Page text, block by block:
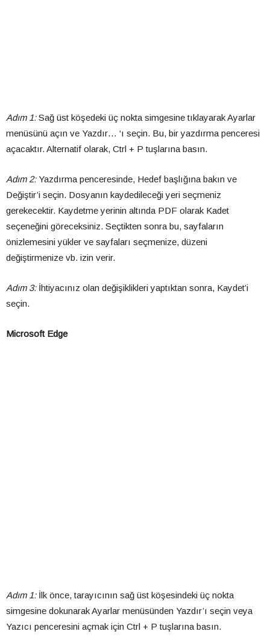
Adım 1:Sağ üst köşedeki üç nokta simgesine tıklayarak Ayarlar
menüsünü açın ve Yazdır… ‘ı seçin. Bu, bir yazdırma penceresi
açacaktır. Alternatif olarak, Ctrl + P tuşlarına basın.
Adım 2: Yazdırma penceresinde, Hedef başlığına bakın ve
Değiştir’i seçin. Dosyanın kaydedileceği yeri seçmeniz
gerekecektir. Kaydetme yerinin altında PDF olarak Kadet
seçeneğini göreceksiniz. Seçtikten sonra bu, sayfaların
önizlemesini yükler ve sayfaları seçmenize, düzeni
değiştirmenize vb. izin verir.
Adım 3: İhtiyacınız olan değişiklikleri yaptıktan sonra, Kaydet’i
seçin.
Microsoft Edge
Adım 1:İlk önce, tarayıcının sağ üst köşesindeki üç nokta
simgesine dokunarak Ayarlar menüsünden Yazdır’ı seçin veya
Yazıcı penceresini açmak için Ctrl + P tuşlarına basın.